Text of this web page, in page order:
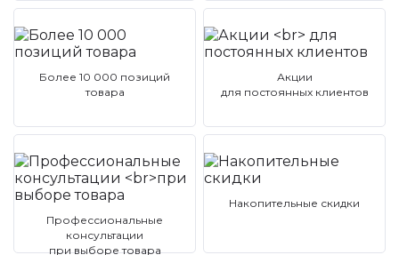
Более 10 000 позиций
товара
Акции
для постоянных клиентов
Профессиональные
консультации
при выборе товара
Накопительные скидки